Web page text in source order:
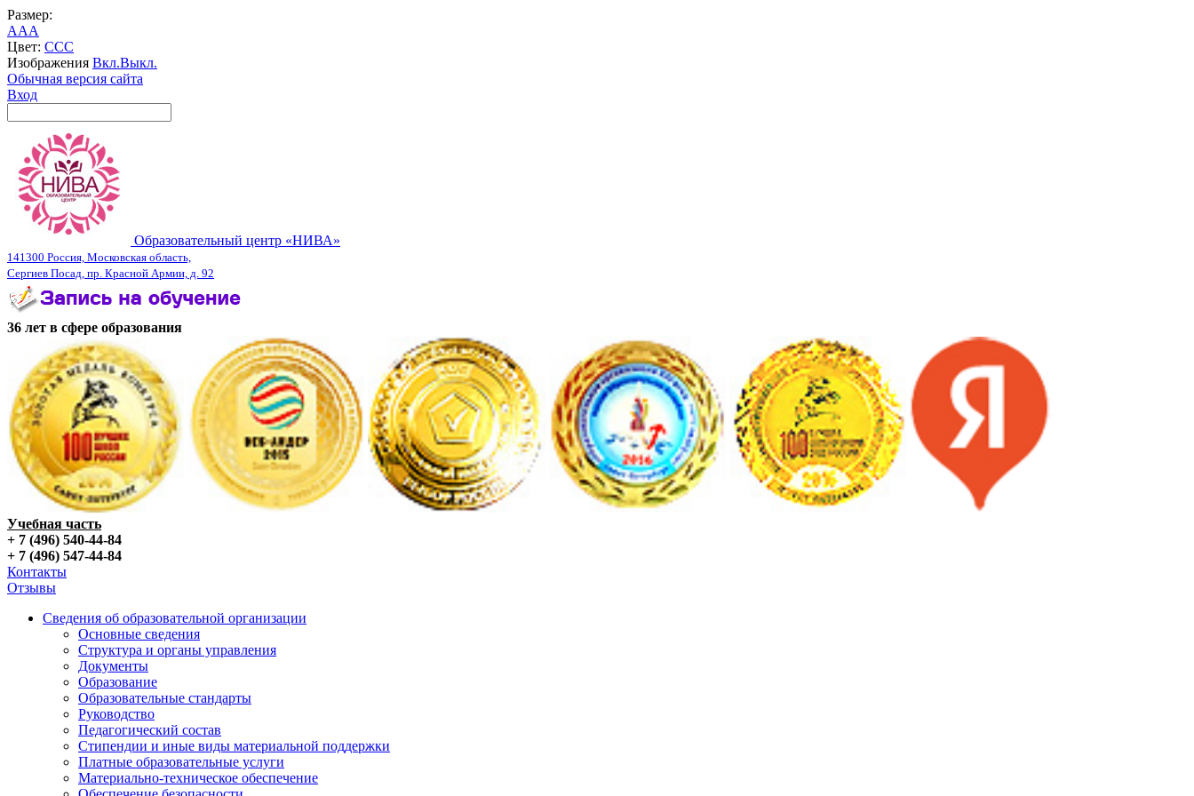
Размер:
AAA
Цвет: CCC
Изображения Вкл.Выкл.
Обычная версия сайта
Вход
Образовательный центр «НИВА»
141300 Россия, Московская область,
Сергиев Посад, пр. Красной Армии, д. 92
36 лет в сфере образования
Учебная часть
+ 7 (496) 540-44-84
+ 7 (496) 547-44-84
Контакты
Отзывы
Сведения об образовательной организации
Основные сведения
Структура и органы управления
Документы
Образование
Образовательные стандарты
Руководство
Педагогический состав
Стипендии и иные виды материальной поддержки
Платные образовательные услуги
Материально-техническое обеспечение